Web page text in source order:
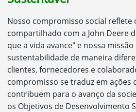
Nosso compromisso social reflete
compartilhado com a John Deere
que a vida avance" e nossa
sustentabilidade de maneira
clientes, fornecedores e
compromisso se traduz em ações
contribuem para o avanço da
os Objetivos de Desenvolvimento